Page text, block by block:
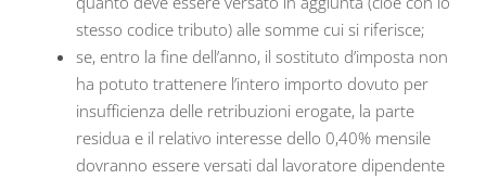
stesso codice tributo) alle somme cui si riferisce;
se, entro la fine dell’anno, il sostituto d’imposta non
ha potuto trattenere l’intero importo dovuto per
insufficienza delle retribuzioni erogate, la parte
residua e il relativo interesse dello 0,40% mensile
dovranno essere versati dal lavoratore dipendente